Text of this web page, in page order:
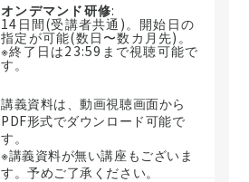
オンデマンド研修:
14日間(受講者共通)。開始日の
指定が可能(数日〜数カ月先)。
※終了日は23:59まで視聴可能で
す。
講義資料は、動画視聴画面から
PDF形式でダウンロード可能で
す。
※講義資料が無い講座もございま
す。予めご了承ください。